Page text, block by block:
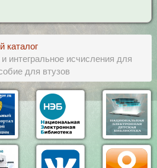
каталог
интегральное исчисления для
для втузов